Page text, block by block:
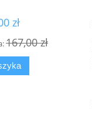
zł
167,00 zł